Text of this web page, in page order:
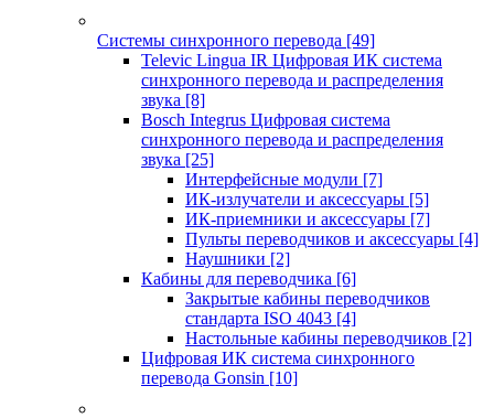
Системы синхронного перевода [49]
Televic Lingua IR Цифровая ИК система
синхронного перевода и распределения
звука [8]
Bosch Integrus Цифровая система
синхронного перевода и распределения
звука [25]
Интерфейсные модули [7]
ИК-излучатели и аксессуары [5]
ИК-приемники и аксессуары [7]
Пульты переводчиков и аксессуары [4]
Наушники [2]
Кабины для переводчика [6]
Закрытые кабины переводчиков
стандарта ISO 4043 [4]
Настольные кабины переводчиков [2]
Цифровая ИК система синхронного
перевода Gonsin [10]